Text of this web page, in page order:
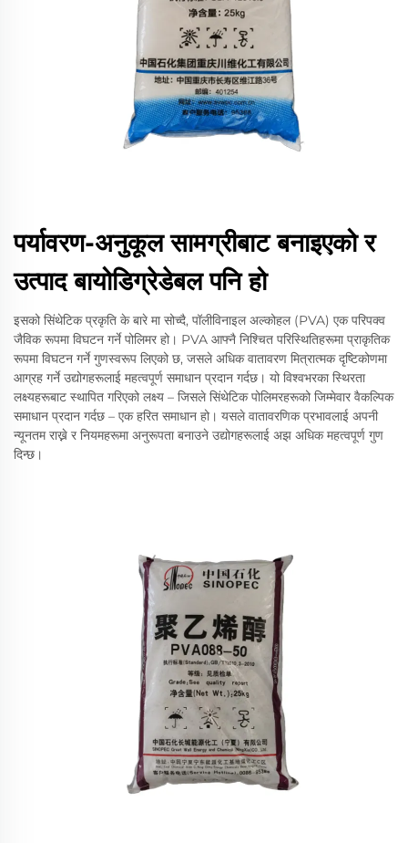
पर्यावरण-अनुकूल सामग्रीबाट बनाइएको र
उत्पाद बायोडिग्रेडेबल पनि हो
इसको सिंथेटिक प्रकृति के बारे मा सोच्दै, पॉलीविनाइल अल्कोहल (PVA) एक परिपक्व
जैविक रूपमा विघटन गर्ने पोलिमर हो। PVA आफ्नै निश्चित परिस्थितिहरूमा प्राकृतिक
रूपमा विघटन गर्ने गुणस्वरूप लिएको छ, जसले अधिक वातावरण मित्रात्मक दृष्टिकोणमा
आग्रह गर्ने उद्योगहरूलाई महत्वपूर्ण समाधान प्रदान गर्दछ। यो विश्वभरका स्थिरता
लक्ष्यहरूबाट स्थापित गरिएको लक्ष्य – जिसले सिंथेटिक पोलिमरहरूको जिम्मेवार वैकल्पिक
समाधान प्रदान गर्दछ – एक हरित समाधान हो। यसले वातावरणिक प्रभावलाई अपनी
न्यूनतम राख्ने र नियमहरूमा अनुरूपता बनाउने उद्योगहरूलाई अझ अधिक महत्वपूर्ण गुण
दिन्छ।